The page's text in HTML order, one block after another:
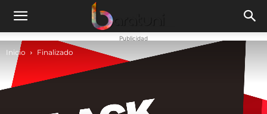
Publicidad
Inicio Finalizado